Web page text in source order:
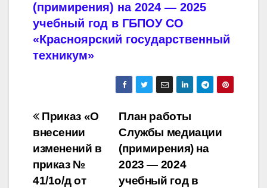
(примирения) на 2024 — 2025
учебный год в ГБПОУ СО
«Красноярский государственный
техникум»
Навигация
по
записям
План работы
Службы медиации
(примирения) на
2023 — 2024
учебный год в
Приказ «О
внесении
изменений в
приказ №
41/1о/д от